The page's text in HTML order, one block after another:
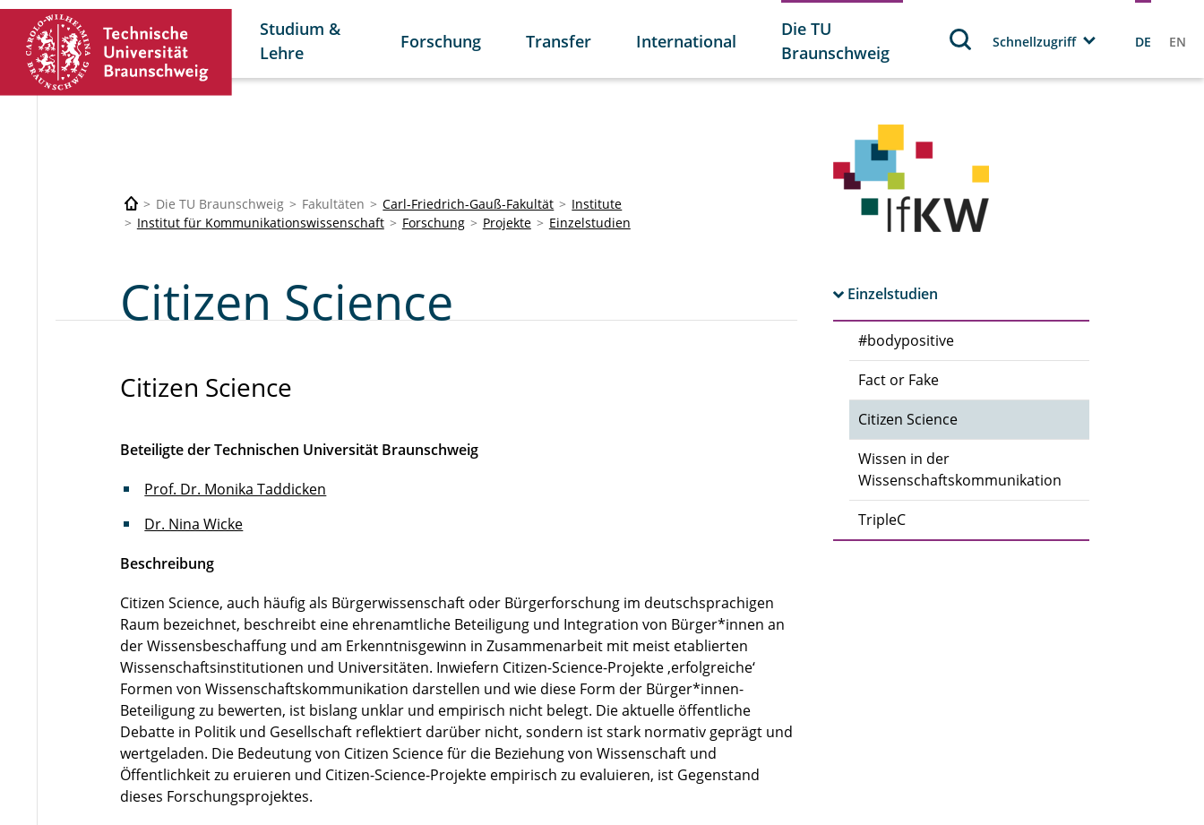
Studium &
Lehre
Forschung Transfer International
Die TU
Braunschweig
Schnellzugriff DE EN
Die TU Braunschweig Fakultäten Carl-Friedrich-Gauß-Fakultät
Institute
Institut für Kommunikationswissenschaft
Forschung Projekte Einzelstudien
Einzelstudien
#bodypositive
Fact or Fake
Citizen Science
Wissen in der
Wissenschaftskommunikation
TripleC
Citizen Science
Citizen Science
Beteiligte der Technischen Universität Braunschweig
Prof. Dr. Monika Taddicken
Dr. Nina Wicke
Beschreibung
Citizen Science, auch häufig als Bürgerwissenschaft oder Bürgerforschung im deutschsprachigen
Raum bezeichnet, beschreibt eine ehrenamtliche Beteiligung und Integration von Bürger*innen an
der Wissensbeschaffung und am Erkenntnisgewinn in Zusammenarbeit mit meist etablierten
Wissenschaftsinstitutionen und Universitäten. Inwiefern Citizen-Science-Projekte ‚erfolgreiche‘
Formen von Wissenschaftskommunikation darstellen und wie diese Form der Bürger*innen-
Beteiligung zu bewerten, ist bislang unklar und empirisch nicht belegt. Die aktuelle öffentliche
Debatte in Politik und Gesellschaft reflektiert darüber nicht, sondern ist stark normativ geprägt und
wertgeladen. Die Bedeutung von Citizen Science für die Beziehung von Wissenschaft und
Öffentlichkeit zu eruieren und Citizen-Science-Projekte empirisch zu evaluieren, ist Gegenstand
dieses Forschungsprojektes.